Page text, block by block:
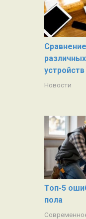
устройств
Новости
Топ-5
пола